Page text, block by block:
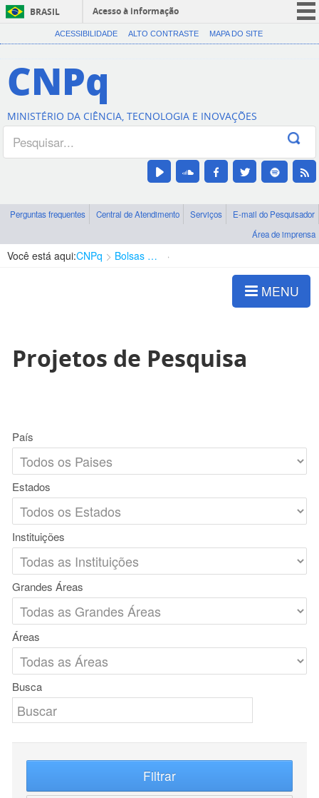
BRASIL
Acesso à informação
CORONAVÍRUS (COVID-19)
Canais
ACESSIBILIDADE ALTO CONTRASTE MAPA DO SITE
CNPq
MINISTÉRIO DA CIÊNCIA, TECNOLOGIA E INOVAÇÕES
Perguntas frequentes Central de Atendimento Serviços
E-mail do Pesquisador
Área de imprensa
Você está aqui:CNPq Bolsas e Auxílios Vigentes
MENU
Projetos de Pesquisa
País
Estados
Instituições
Grandes Áreas
Áreas
Busca
Filtrar